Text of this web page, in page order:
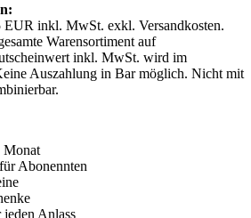
EUR inkl. MwSt. exkl. Versandkosten.
Warensortiment auf
inkl. MwSt. wird im
Auszahlung in Bar möglich. Nicht mit
Monat
Abonennten
Anlass